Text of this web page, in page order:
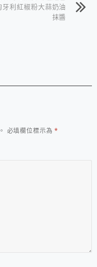
牙利紅椒粉大蒜奶油
抹醬
必填欄位標示為*